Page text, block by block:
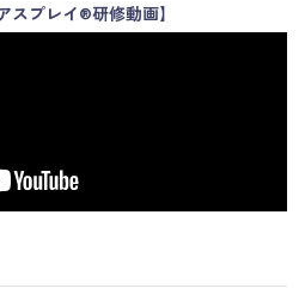
スプレイ®研修動画】